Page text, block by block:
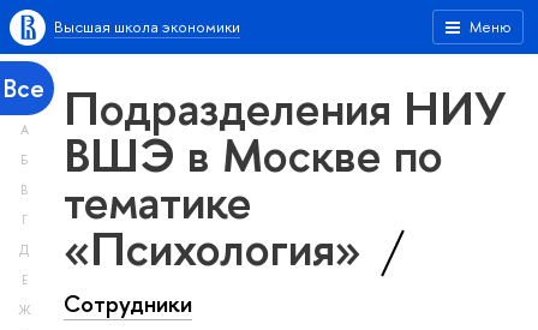
Меню
Высшая школа экономики
Все
А
Б
В
Г
Д
Е
Ж
Подразделения НИУ
ВШЭ в Москве по
тематике
«Психология»
Сотрудники